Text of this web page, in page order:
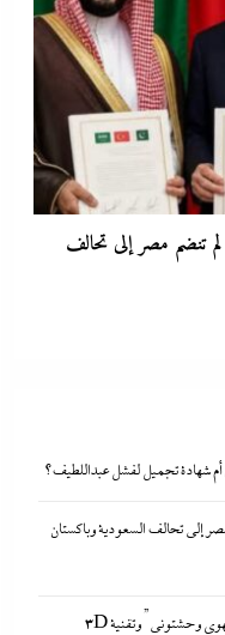
لم تنضم مصر إلى تحالف
وحشتونى” وتقنية
أم شهادة تجميل لفشل عبداللطيف؟
إلى تحالف السعودية وباكستان
ألبوم صور: شيرين تشعل بورتو جولف العلمين بـ”يالهوى وحشتونى” وتقنية 3D